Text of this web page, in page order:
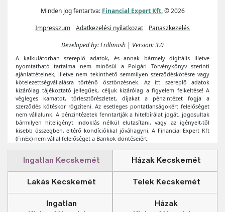
Ingatlan Kecskemét Házak Kecskemét
Lakás Kecskemét Telek Kecskemét
Ingatlan
Házak